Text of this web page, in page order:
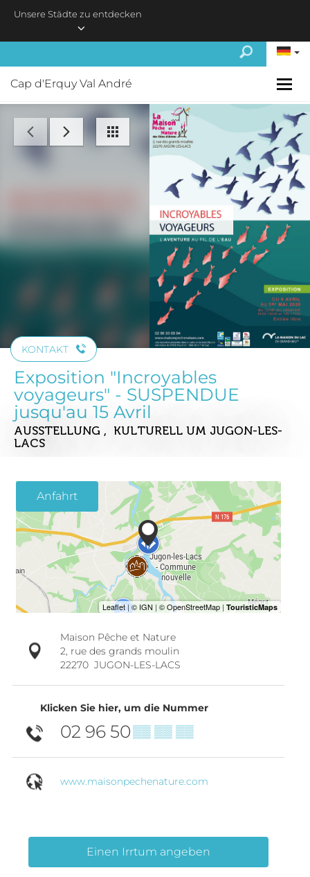
Unsere Städte zu entdecken
Cap d'Erquy Val André
KONTAKT
Exposition "Incroyables
voyageurs" - SUSPENDUE
jusqu'au 15 Avril
AUSSTELLUNG , KULTURELL UM JUGON-LES-
LACS
Anfahrt
Maison Pêche et Nature
2, rue des grands moulin
22270 JUGON-LES-LACS
Klicken Sie hier, um die Nummer
02 96 50▒▒ ▒▒ ▒▒
www.maisonpechenature.com
Einen Irrtum angeben